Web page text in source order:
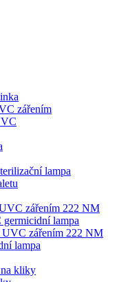
zářením
lampa
zářením 222 NM
lampa
UVC zářením 222 NM
lampa
kliky